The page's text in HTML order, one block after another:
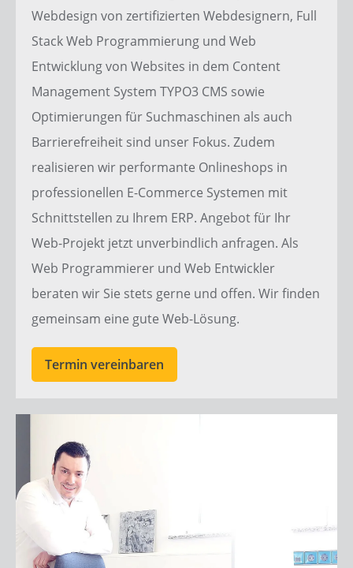
Webdesign von zertifizierten Webdesignern, Full
StackWeb Programmierung und Web
Entwicklungvon Websites in dem Content
Management System TYPO3 CMS sowie
Optimierungen für Suchmaschinen als auch
Barrierefreiheit sind unser Fokus. Zudem
realisieren wir performante Onlineshops in
professionellen E-Commerce Systemen mit
Schnittstellen zu Ihrem ERP. Angebotfür Ihr
Web-Projekt jetzt unverbindlich anfragen. Als
Web Programmierer und Web Entwickler
beraten wir Sie stets gerne und offen. Wir finden
gemeinsam eine gute Web-Lösung.
Termin vereinbaren